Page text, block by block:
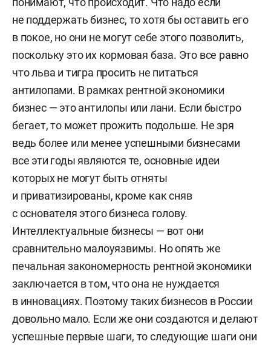
не поддержать бизнес, то хотя бы оставить его
в покое, но они не могут себе этого позволить,
поскольку это их кормовая база. Это все равно
что льва и тигра просить не питаться
антилопами. В рамках рентной экономики
бизнес — это антилопы или лани. Если быстро
бегает, то может прожить подольше. Не зря
ведь более или менее успешными бизнесами
все эти годы являются те, основные идеи
которых не могут быть отняты
и приватизированы, кроме как сняв
с основателя этого бизнеса голову.
Интеллектуальные бизнесы — вот они
сравнительно малоуязвимы. Но опять же
печальная закономерность рентной экономики
заключается в том, что она не нуждается
в инновациях. Поэтому таких бизнесов в России
довольно мало. Если же они создаются и делают
успешные первые шаги, то следующие шаги они